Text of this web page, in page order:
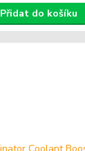
Přidat do košíku